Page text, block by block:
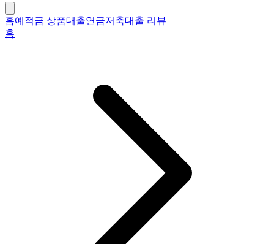
홈예적금 상품대출연금저축대출 리뷰
홈